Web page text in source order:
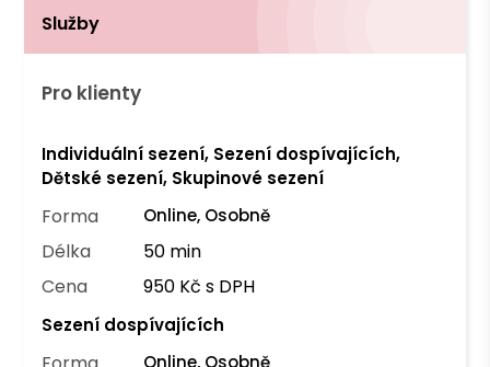
Služby
Pro klienty
Individuální sezení, Sezení dospívajících,
Dětské sezení, Skupinové sezení
Forma Online, Osobně
Délka
50 min
Cena
950 Kč s DPH
Sezení dospívajících
Online, Osobně